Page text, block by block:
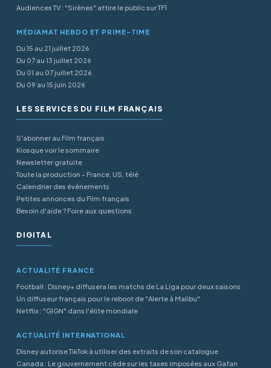
Audiences TV : "Sirènes" attire le public sur TF1
MÉDIAMAT HEBDO ET PRIME-TIME
Du 15 au 21 juillet 2026
Du 07 au 13 juillet 2026
Du 01 au 07 juillet 2026
Du 09 au 15 juin 2026
LES SERVICES DU FILM FRANÇAIS
S'abonner au Film français
Kiosque voir le sommaire
Newsletter gratuite
Toute la production - France, US, télé
Calendrier des événements
Petites annonces du Film français
Besoin d'aide ? Foire aux questions
DIGITAL
ACTUALITÉ FRANCE
Football : Disney+ diffusera les matchs de La Liga pour deux saisons
Un diffuseur français pour le reboot de "Alerte à Malibu"
Netflix : "GIGN" dans l'élite mondiale
ACTUALITÉ INTERNATIONAL
Disney autorise TikTok à utiliser des extraits de son catalogue
Canada : Le gouvernement cède sur les taxes imposées aux Gafan